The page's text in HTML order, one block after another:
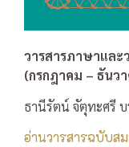
วารสารภาษาแล
(กรกฎาคม – ธันว
ธานีรัตน์ จัตุทะศรี
อ่านวารสารฉบับส